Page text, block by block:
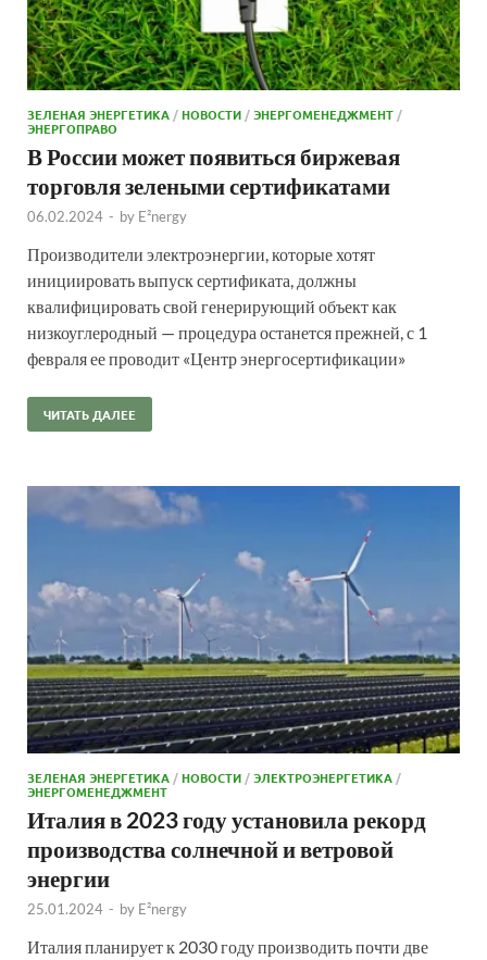
ЗЕЛЕНАЯ ЭНЕРГЕТИКА /НОВОСТИ /ЭНЕРГОМЕНЕДЖМЕНТ /
ЭНЕРГОПРАВО
В России может появиться биржевая
торговля зелеными сертификатами
06.02.2024 - by E²nergy
Производители электроэнергии, которые хотят
инициировать выпуск сертификата, должны
квалифицировать свой генерирующий объект как
низкоуглеродный — процедура останется прежней, с 1
февраля ее проводит «Центр энергосертификации»
ЧИТАТЬ ДАЛЕЕ
ЗЕЛЕНАЯ ЭНЕРГЕТИКА /НОВОСТИ /ЭЛЕКТРОЭНЕРГЕТИКА /
ЭНЕРГОМЕНЕДЖМЕНТ
Италия в 2023 году установила рекорд
производства солнечной и ветровой
энергии
25.01.2024 - by E²nergy
Италия планирует к 2030 году производить почти две